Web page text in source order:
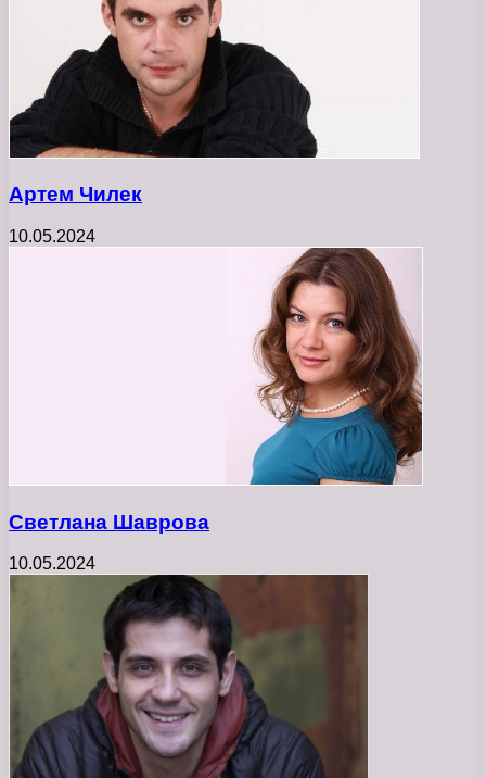
Артем Чилек
10.05.2024
Светлана Шаврова
10.05.2024